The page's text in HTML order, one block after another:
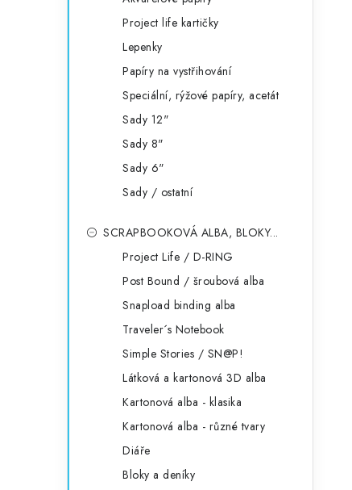
Project life kartičky
Lepenky
Papíry na vystřihování
Speciální, rýžové papíry, acetát
Sady 12"
Sady 8"
Sady 6"
Sady / ostatní
SCRAPBOOKOVÁ ALBA, BLOKY...
Project Life / D-RING
Post Bound / šroubová alba
Snapload binding alba
Traveler´s Notebook
Simple Stories / SN@P!
Látková a kartonová 3D alba
Kartonová alba - klasika
Kartonová alba - různé tvary
Diáře
Bloky a deníky